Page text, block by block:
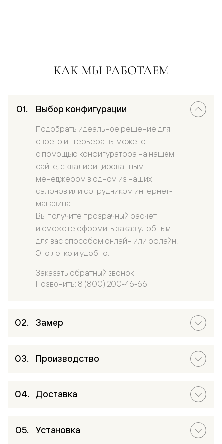
КАК МЫ РАБОТАЕМ
Выбор конфигурации
Подобрать идеальное решение для
своего интерьера вы можете
с помощью конфигуратора на нашем
сайте, с квалифицированным
менеджером в одном из наших
салонов или сотрудником интернет-
магазина.
Вы получите прозрачный расчет
и сможете оформить заказ удобным
для вас способом онлайн или офлайн.
Это легко и удобно.
Заказать обратный звонок
Позвонить: 8 (800) 200-46-66
Замер
Производство
Доставка
Установка